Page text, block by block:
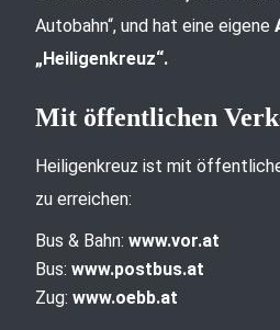
Autobahn“, und hat eine eigene
„Heiligenkreuz“.
Mit öffentlichen
Heiligenkreuz ist mit
zu erreichen:
Bus & Bahn: www.vor.at
Bus: www.postbus.at
Zug: www.oebb.at